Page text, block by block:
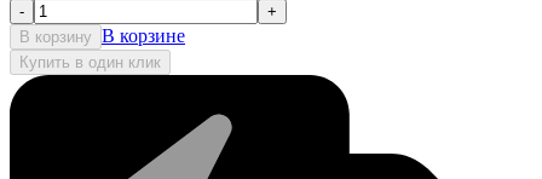
-
+
В корзину В корзине
Купить в один клик